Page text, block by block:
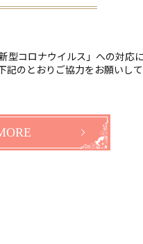
型コロナウイルス」への対応
のとおりご協力をお願いし